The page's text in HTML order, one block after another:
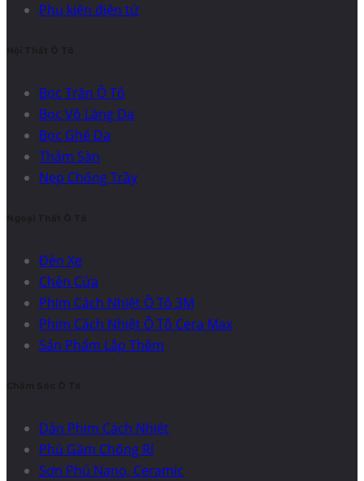
Phụ kiện điện tử
Bọc Trần Ô Tô
Bọc Vô Lăng Da
Bọc Ghế Da
Thảm Sàn
Nẹp Chống Trầy
Đèn Xe
Chén Cửa
Phim Cách Nhiệt Ô Tô 3M
Phim Cách Nhiệt Ô Tô Cera Max
Sản Phẩm Lắp Thêm
Dán Phim Cách Nhiệt
Phủ Gầm Chống Rỉ
Sơn Phủ Nano, Ceramic